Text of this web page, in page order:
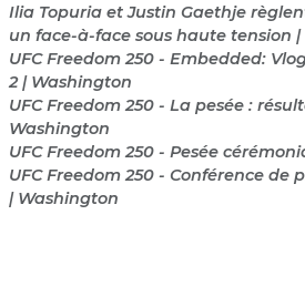
Ilia Topuria et Justin Gaethje
un face-à-face sous haute tension |
UFC Freedom 250 - Embedded:
2 | Washington
UFC Freedom 250 - La pesée :
Washington
UFC Freedom 250 - Pesée
UFC Freedom 250 - Conférence de
| Washington